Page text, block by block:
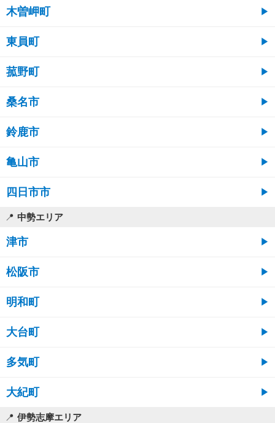
木曽岬町
東員町
菰野町
桑名市
鈴鹿市
亀山市
四日市市
中勢エリア
津市
松阪市
明和町
大台町
多気町
大紀町
伊勢志摩エリア